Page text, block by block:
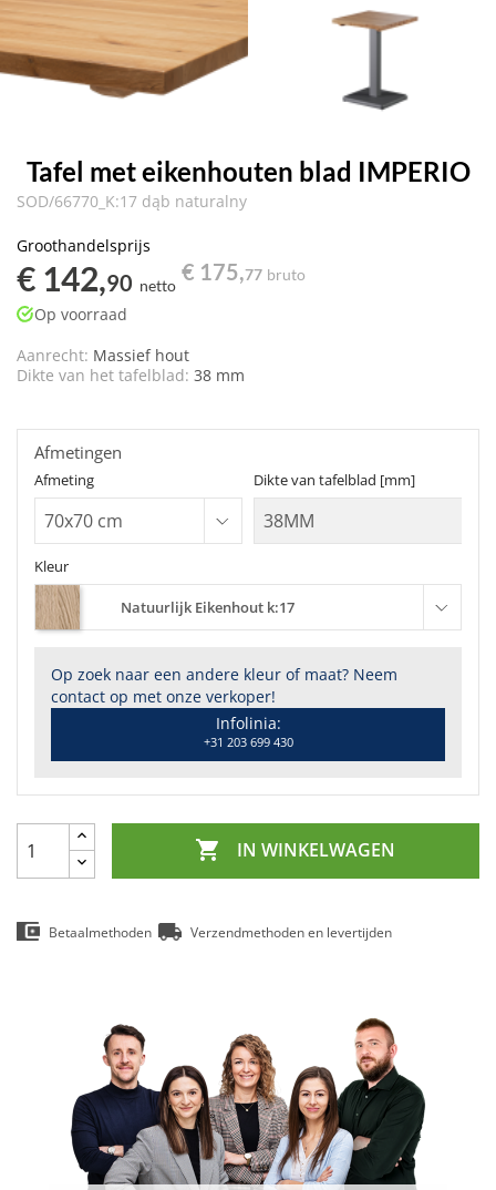
Tafel met eikenhouten blad IMPERIO
SOD/66770_K:17 dąb naturalny
Groothandelsprijs
€ 142,90 netto
€ 175,77 bruto
Op voorraad
Aanrecht: Massief hout
Dikte van het tafelblad: 38 mm
Kleur
Natuurlijk Eikenhout k:17
Op zoek naar een andere kleur of maat? Neem
contact op met onze verkoper!
Infolinia:
+31 203 699 430
Afmeting Dikte van tafelblad [mm]
Afmetingen
 IN WINKELWAGEN
Betaalmethoden Verzendmethoden en levertijden